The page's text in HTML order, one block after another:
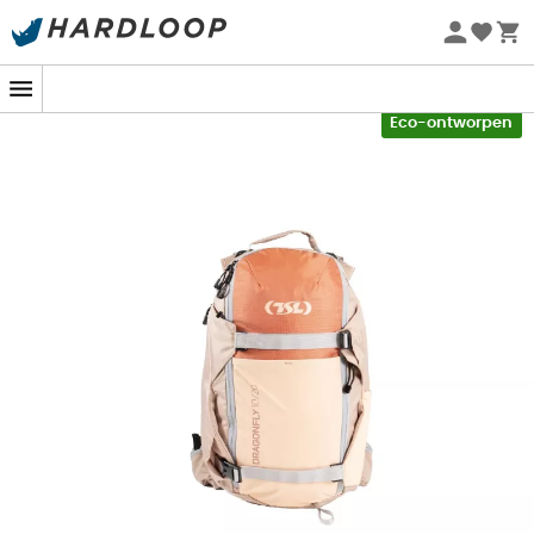
Zomeraanbiedingen 🔥 -5% EXTRA vanaf 2 producten* met
Eco-ontworpen
Of het nu gaat om een paar kilometer of lange uren
wandelen, wilt u licht reizen zonder iets te vergeten?
DragonFly 10/20 hydratatierugzak